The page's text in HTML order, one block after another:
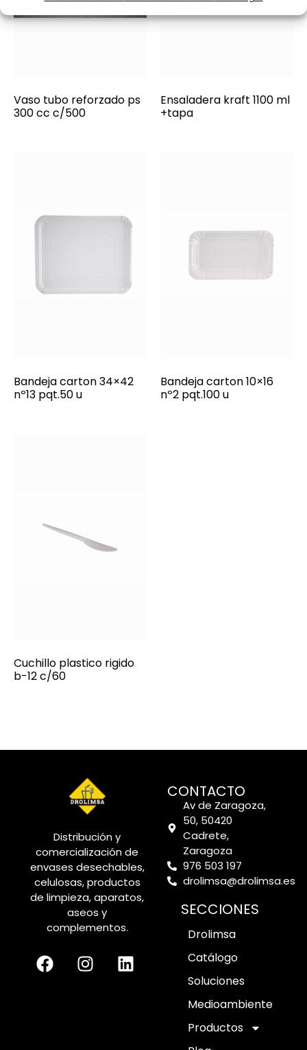
Vaso tubo reforzado ps
300 cc c/500
Ensaladera kraft 1100 ml
+tapa
Bandeja carton 34×42
nº13 pqt.50 u
Bandeja carton 10×16
nº2 pqt.100 u
Cuchillo plastico rigido
b-12 c/60
Distribución y
comercialización de
envases desechables,
celulosas, productos
de limpieza, aparatos,
aseos y
complementos.
CONTACTO
Av de Zaragoza,
50, 50420
Cadrete,
Zaragoza
976 503 197
drolimsa@drolimsa.es
SECCIONES
Drolimsa
Catálogo
Soluciones
Medioambiente
Productos